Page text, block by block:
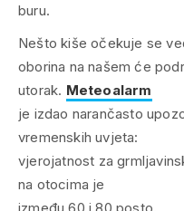
buru.
Nešto kiše očekuje se
oborina na našem će
utorak. Meteoalarm
je izdao narančasto
vremenskih uvjeta:
vjerojatnost za
na otocima je